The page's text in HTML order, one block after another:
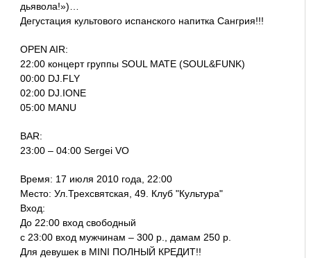
дьявола!»)…
Дегустация культового испанского напитка Сангрия!!!
OPEN AIR:
22:00 концерт группы SOUL MATE (SOUL&FUNK)
00:00 DJ.FLY
02:00 DJ.IONE
05:00 MANU
BAR:
23:00 – 04:00 Sergei VO
Время: 17 июля 2010 года, 22:00
Место: Ул.Трехсвятская, 49. Клуб "Культура"
Вход:
До 22:00 вход свободный
c 23:00 вход мужчинам – 300 р., дамам 250 р.
Для девушек в MINI ПОЛНЫЙ КРЕДИТ!!